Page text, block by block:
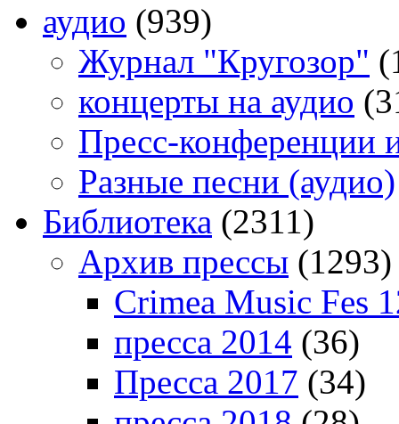
аудио (939)
Журнал "Кругозор"
концерты на аудио
Пресс-конференции
Разные песни (аудио)
Библиотека (2311)
Архив прессы (1293)
Crimea Music Fes
пресса 2014 (36)
Пресса 2017 (34)